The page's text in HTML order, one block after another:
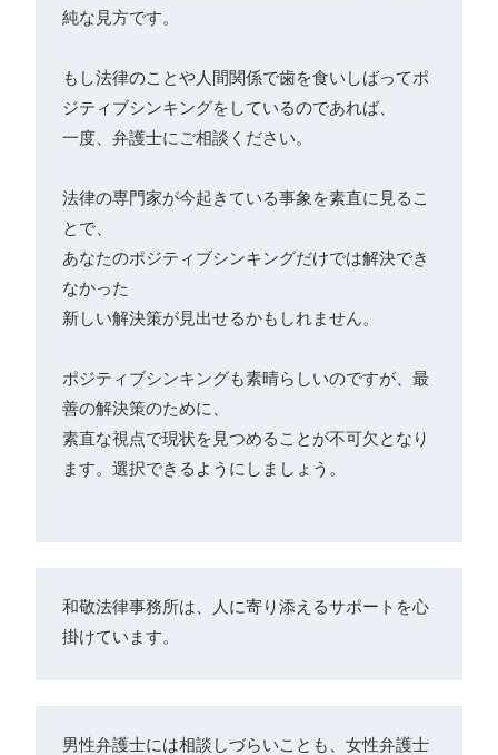
純な見方です。
もし法律のことや人間関係で歯を食いしばってポ
ジティブシンキングをしているのであれば、
一度、弁護士にご相談ください。
法律の専門家が今起きている事象を素直に見るこ
とで、
あなたのポジティブシンキングだけでは解決でき
なかった
新しい解決策が見出せるかもしれません。
ポジティブシンキングも素晴らしいのですが、最
善の解決策のために、
素直な視点で現状を見つめることが不可欠となり
ます。選択できるようにしましょう。
和敬法律事務所は、人に寄り添えるサポートを心
掛けています。
男性弁護士には相談しづらいことも、女性弁護士